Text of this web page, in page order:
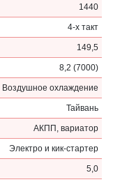
1440
4-х такт
149,5
8,2 (7000)
Воздушное охлаждение
Тайвань
АКПП, вариатор
Электро и кик-стартер
5,0